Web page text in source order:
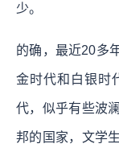
少。
的确，最近20多
金时代和白银时
代，似乎有些波
邦的国家，文学